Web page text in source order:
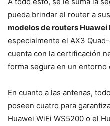
pueda brindar el router a
modelos de routers
especialmente el AX3
cuenta con la certificación
forma segura en un entorno
En cuanto a las antenas,
poseen cuatro para
Huawei WiFi WS5200 o el